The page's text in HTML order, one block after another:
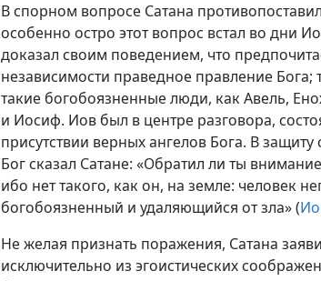
В спорном вопросе Сатана
особенно остро этот вопрос встал во дни
доказал своим поведением, что
независимости праведное правление Бога;
такие богобоязненные люди, как Авель,
и Иосиф. Иов был в центре разговора,
присутствии верных ангелов Бога. В
Бог сказал Сатане: «Обратил ли ты
ибо нет такого, как он, на земле: человек
богобоязненный и удаляющийся от зла» (
Не желая признать поражения, Сатана
исключительно из эгоистических